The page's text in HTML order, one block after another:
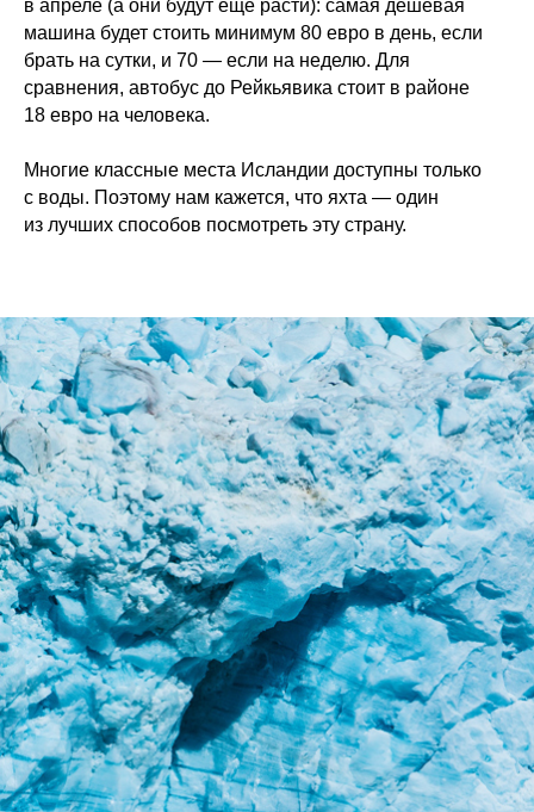
в апреле (а они будут еще расти): самая дешевая
машина будет стоить минимум 80 евро в день, если
брать на сутки, и 70 — если на неделю. Для
сравнения, автобус до Рейкьявика стоит в районе
18 евро на человека.
Многие классные места Исландии доступны только
с воды. Поэтому нам кажется, что яхта — один
из лучших способов посмотреть эту страну.